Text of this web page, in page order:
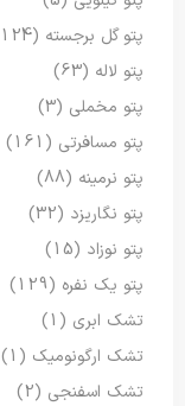
پتو گل برجسته (124)
پتو لاله (63)
پتو مخملی (3)
پتو مسافرتی (161)
پتو نرمینه (88)
پتو نگاریزد (32)
پتو نوزاد (15)
پتو یک نفره (129)
تشک ابری (1)
تشک ارگونومیک (1)
تشک اسفنجی (2)